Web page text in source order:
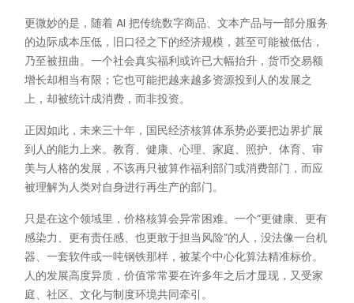
更微妙的是，随着 AI 把传统数字商品、文本产品与一部分服务
的边际成本压低，旧口径之下的经济规模，甚至可能被低估，
乃至被扭曲。一个社会真实福利或许已大幅抬升，货币交易额
增长却相当有限；它也可能把越来越多资源投到人的发展之
上，却被统计成消费，而非投资。
正因如此，未来三十年，国民经济核算体系势必要把边界扩展
到人的能力上来。教育、健康、心理、家庭、照护、体育、审
美与人格的发展，不该再只被算作福利部门或消费部门，而应
被理解为人类对自身进行再生产的部门。
只是在这个领域里，价格核算会异常困难。一个“更健康、更有
感染力、更有责任感、也更敢于担当风险”的人，没法像一台机
器、一套软件或一吨钢铁那样，被某个中心化算法精准标价。
人的发展高度异质，价值常常要在许多年之后才显现，又受家
庭、社区、文化与制度环境共同牵引。